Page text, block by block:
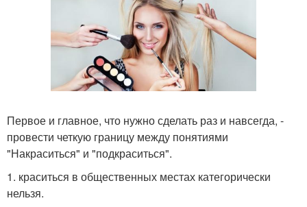
Первое и главное, что нужно сделать раз и навсегда, -
провести четкую границу между понятиями
"Накраситься" и "подкраситься".
1. краситься в общественных местах категорически
нельзя.